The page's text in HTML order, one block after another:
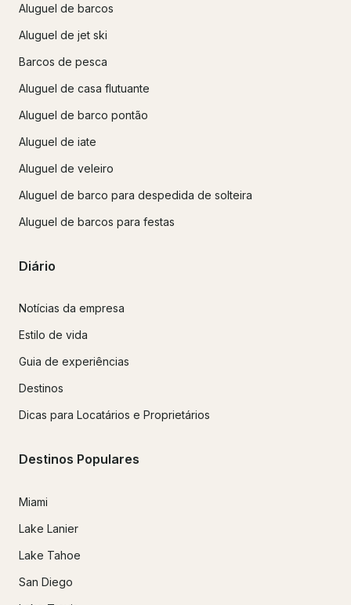
Aluguel de barcos
Aluguel de jet ski
Barcos de pesca
Aluguel de casa flutuante
Aluguel de barco pontão
Aluguel de iate
Aluguel de veleiro
Aluguel de barco para despedida de solteira
Aluguel de barcos para festas
Diário
Notícias da empresa
Estilo de vida
Guia de experiências
Destinos
Dicas para Locatários e Proprietários
Destinos Populares
Miami
Lake Lanier
Lake Tahoe
San Diego